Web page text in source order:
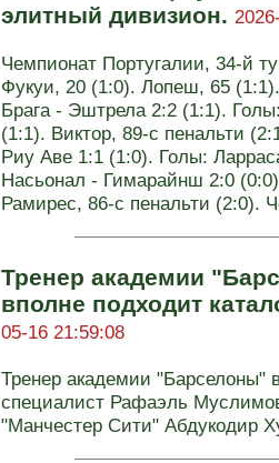
элитный дивизион.
Чемпионат Португалии, 34-й
Фукуи, 20 (1:0). Лопеш, 65
Брага - Эштрела 2:2 (1:1).
(1:1). Виктор, 89-с пенальти
Риу Аве 1:1 (1:0). Голы:
Насьонал - Гимарайнш 2:0
Рамирес, 86-с пенальти (2:0).
Тренер академии
вполне подходит
05-16 21:59:08
Тренер академии "Барселоны"
специалист Рафаэль
"Манчестер Сити" Абдукодир